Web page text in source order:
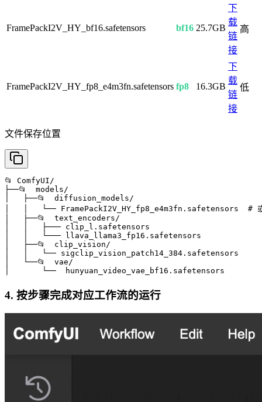
FramePackI2V_HY_bf16.safetensors bf16 25.7GB
下
载
链
接
高
FramePackI2V_HY_fp8_e4m3fn.safetensors fp8 16.3GB
下
载
链
接
低
文件保存位置
📂 ComfyUI/
├──📂  models/
│   ├──📂  diffusion_models/
│   │   └── FramePackI2V_HY_fp8_e4m3fn.safetensors  #
│   ├──📂  text_encoders/
│   │   ├─── clip_l.safetensors
│   │   └─── llava_llama3_fp16.safetensors
│   ├──📂  clip_vision/
│   │   └── sigclip_vision_patch14_384.safetensors
│   └──📂  vae/
│       └──  hunyuan_video_vae_bf16.safetensors
4. 按步骤完成对应工作流的运行